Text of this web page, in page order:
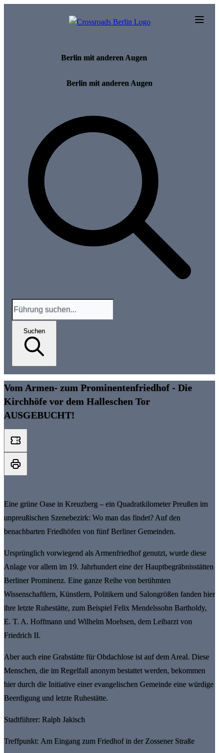
Berlin mit anderen Augen
Berlin mit anderen Augen
Suchen
Vom Armen- zum Prominentenfriedhof - Die
Kirchhöfe vor dem Halleschen Tor
AUSGEBUCHT!
Eine grüne Oase in Kreuzberg – ein Quadratkilometer Preußen im
unpreußischen Szenebezirk: Wo man das findet? Auf den
benachbarten Friedhöfen von fünf Berliner Gemeinden.
Ursprünglich vorwiegend als Armenfriedhof genutzt, wurde diese
Anlage vor allem im 19. Jahrhundert eine der Hauptbegräbnisstätten
Berliner Prominenz. Eine ganze Reihe von berühmten
Wissenschaftlern, Künstlern, Politikern und Salongrößen fanden hier
ihre letzte Ruhestätte, zum Beispiel Felix Mendelssohn Bartholdy,
E. T. A. Hoffmann und Wilhelm Moehsen, dem Leibarzt von
Friedrich II.
Aber auch eine Grabstätte für Obdachlose ist auf dem Areal. Diese
Menschen, die im Regelfall anonym bestattet werden, bekommen
hier durch die Initiative einer evangelischen Gemeinde eine würdige
Beerdigung und letzte Ruhestätte.
Stadtführer: Ralph Jakisch
Treffpunkt: Am Eingang zum Friedhof in der Zossener Straße